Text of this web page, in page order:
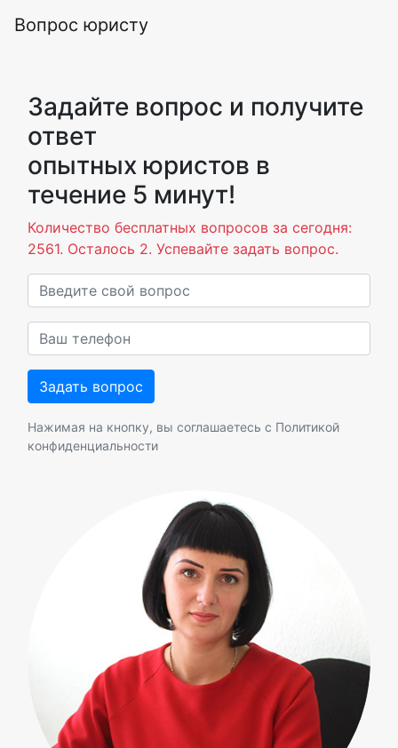
Вопрос юристу
Задайте вопрос и получите
ответ
опытных юристов в
течение 5 минут!
Количество бесплатных вопросов за сегодня:
2561. Осталось 2. Успевайте задать вопрос.
Нажимая на кнопку, вы соглашаетесь с Политикой
конфиденциальности